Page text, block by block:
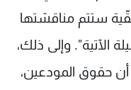
ستتم مناقشتها
الآتية". وإلى ذلك،
حقوق المودعين،